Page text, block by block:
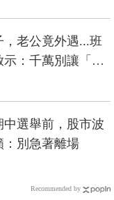
老公竟外遇...班
：千萬別讓「房
選舉前，股市波
：別急著離場
Recommended by